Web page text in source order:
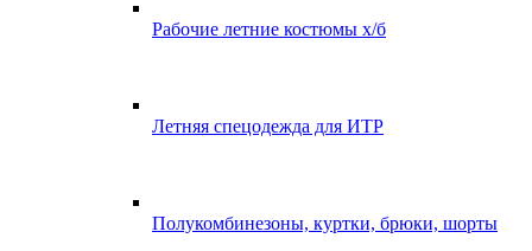
Рабочие летние костюмы х/б
Летняя спецодежда для ИТР
Полукомбинезоны, куртки, брюки, шорты